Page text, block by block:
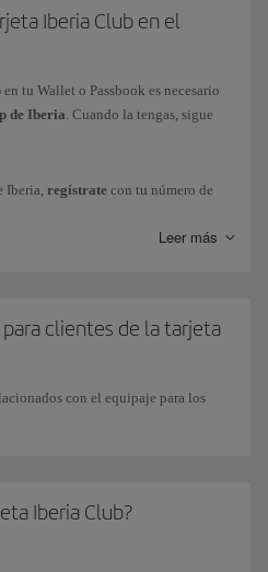
Iberia Club en el
en tu Wallet o Passbook es necesario
de Iberia. Cuando la tengas, sigue
Iberia, regístrate con tu número de
Ten en cuenta que para
instalado una
manera que puedas mostrar la tarjeta
Leer más
clientes de la tarjeta
con el equipaje para los
Iberia Club?